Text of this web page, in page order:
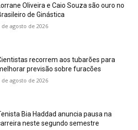
Oliveira e Caio Souza são ouro no
de Ginástica
de agosto de 2026
recorrem aos tubarões para
previsão sobre furacões
de agosto de 2026
Bia Haddad anuncia pausa na
neste segundo semestre